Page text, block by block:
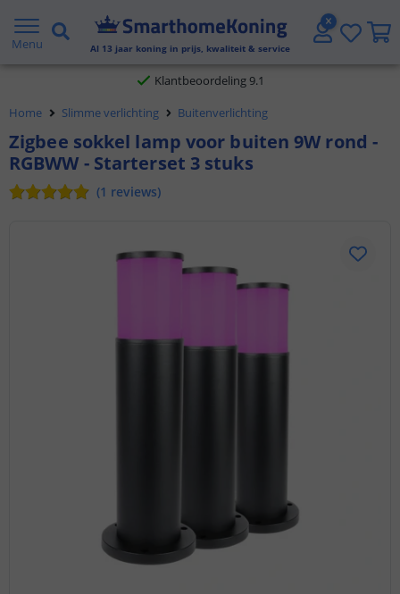
Menu Al 13 jaar koning in prijs, kwaliteit & service
Gratis verzending vanaf € 20,- NL en BE
Klantbeoordeling 9.1
Voor 23:45 uur besteld, morgen in huis
Home Slimme verlichting Buitenverlichting
Zigbee sokkel lamp voor buiten 9W rond -
RGBWW - Starterset 3 stuks
(1 reviews)